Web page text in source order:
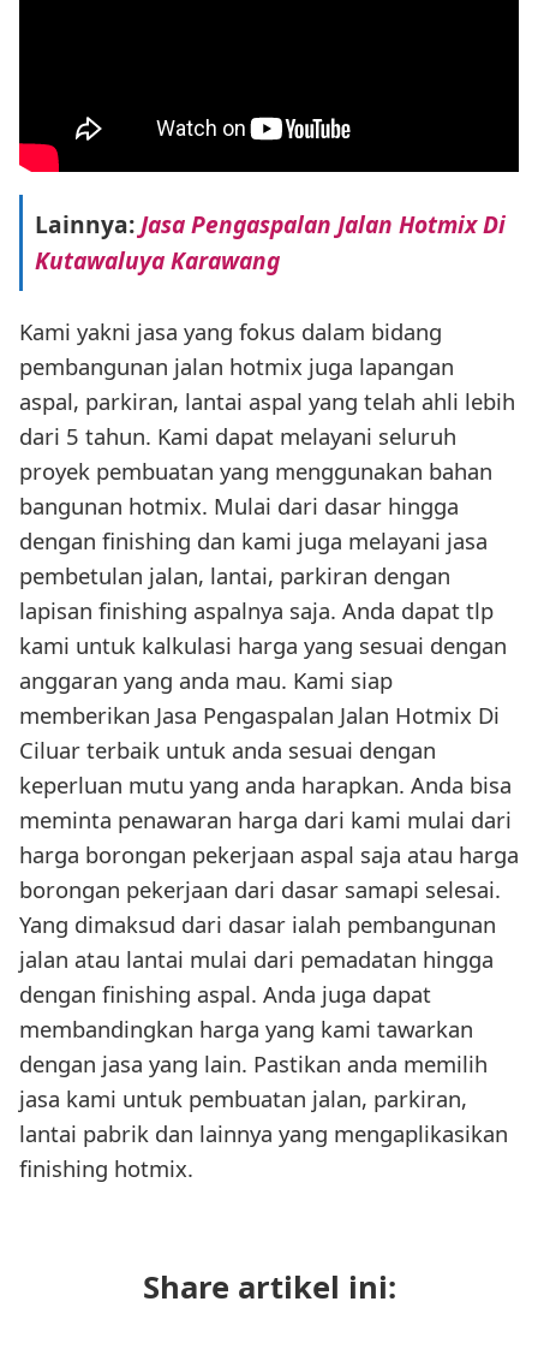
Lainnya:Jasa Pengaspalan Jalan Hotmix Di
Kutawaluya Karawang
Kami yakni jasa yang fokus dalam bidang
pembangunan jalan hotmix juga lapangan
aspal, parkiran, lantai aspal yang telah ahli lebih
dari 5 tahun. Kami dapat melayani seluruh
proyek pembuatan yang menggunakan bahan
bangunan hotmix. Mulai dari dasar hingga
dengan finishing dan kami juga melayani jasa
pembetulan jalan, lantai, parkiran dengan
lapisan finishing aspalnya saja. Anda dapat tlp
kami untuk kalkulasi harga yang sesuai dengan
anggaran yang anda mau. Kami siap
memberikan Jasa Pengaspalan Jalan Hotmix Di
Ciluar terbaik untuk anda sesuai dengan
keperluan mutu yang anda harapkan. Anda bisa
meminta penawaran harga dari kami mulai dari
harga borongan pekerjaan aspal saja atau harga
borongan pekerjaan dari dasar samapi selesai.
Yang dimaksud dari dasar ialah pembangunan
jalan atau lantai mulai dari pemadatan hingga
dengan finishing aspal. Anda juga dapat
membandingkan harga yang kami tawarkan
dengan jasa yang lain. Pastikan anda memilih
jasa kami untuk pembuatan jalan, parkiran,
lantai pabrik dan lainnya yang mengaplikasikan
finishing hotmix.
Share artikel ini: